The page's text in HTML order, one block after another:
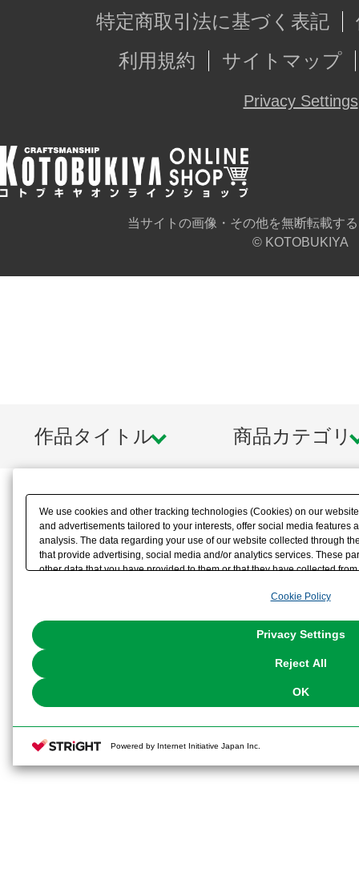
※画像は試作品のものです。実際の
ございます。
特定商取引法に基づく表記
利用規約
サイトマップ
Privacy Settings
当サイトの画像・その他を無断転載す
© KOTOBUKIYA
作品タイトル 商品カテゴリ
We use cookies and other tracking technologies (Cookies) on our
and advertisements tailored to your interests, offer social media features
analysis. The data regarding your use of our website collected through
that provide advertising, social media and/or analytics services. These
other data that you have provided to them or that they have collected
the use of all Cookies except for Strictly Necessary Cookies, please
You can change your consent or rejection settings at any time via
Cookie Policy
Privacy Settings
Reject All
OK
Powered by Internet Initiative Japan Inc.